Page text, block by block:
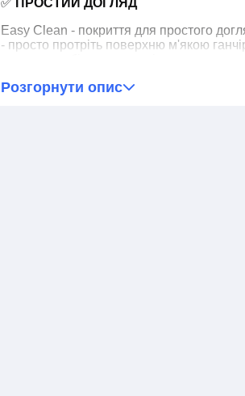
✅ ПРОСТИЙ ДОГЛЯД
Easy Clean - покриття для простого
- просто протріть поверхню м'якою
✅ВІДМІННА ГАРАНТОВАНА ЯКІСТЬ
Розгорнути опис